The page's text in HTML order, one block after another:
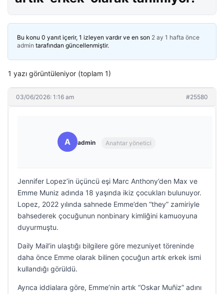
Bu konu 0 yanıt içerir, 1 izleyen vardır ve en son 2 ay 1 hafta önce
admin tarafından güncellenmiştir.
1 yazı görüntüleniyor (toplam 1)
03/06/2026: 1:16 am #25580
A admin Anahtar yönetici
Jennifer Lopez’in üçüncü eşi Marc Anthony’den Max ve
Emme Muniz adında 18 yaşında ikiz çocukları bulunuyor.
Lopez, 2022 yılında sahnede Emme’den “they” zamiriyle
bahsederek çocuğunun nonbinary kimliğini kamuoyuna
duyurmuştu.
Daily Mail’in ulaştığı bilgilere göre mezuniyet töreninde
daha önce Emme olarak bilinen çocuğun artık erkek ismi
kullandığı görüldü.
Ayrıca iddialara göre, Emme’nin artık “Oskar Muñiz” adını